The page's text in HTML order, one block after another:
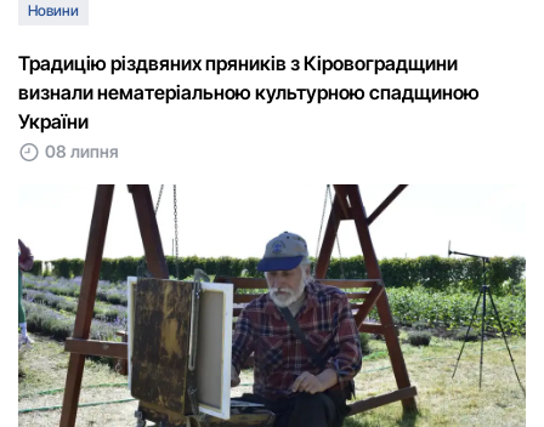
Новини
Традицію різдвяних пряників з Кіровоградщини
визнали нематерiальною культурною спадщиною
України
08 липня